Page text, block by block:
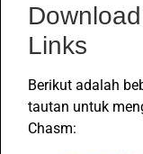
Download
Links
Berikut adalah
tautan untuk
Chasm: